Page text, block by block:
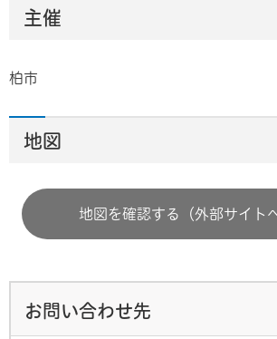
主催
柏市
地図
地図を確認する（外部サイト
お問い合わせ先